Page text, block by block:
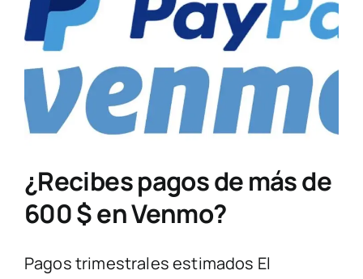
¿Recibes pagos de más de
600 $ en Venmo?
Pagos trimestrales estimados El